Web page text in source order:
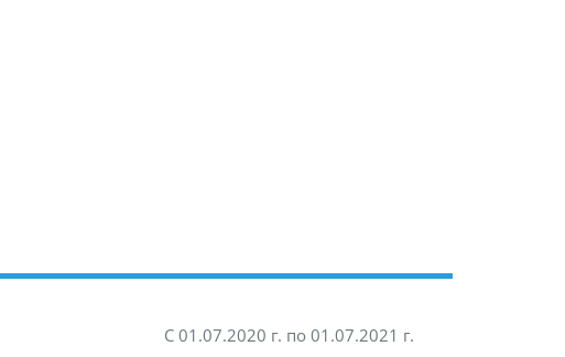
С 01.07.2020 г. по 01.07.2021 г.